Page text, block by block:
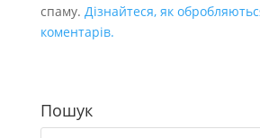
спаму. Дізнайтеся, як
коментарів.
Пошук